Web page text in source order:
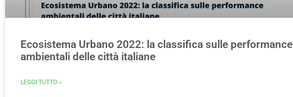
Ecosistema Urbano 2022: la classifica sulle performance
ambientali delle città italiane
LEGGI TUTTO »